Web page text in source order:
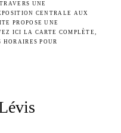
UNE
CENTRALE AUX
PROPOSE UNE
ICI LA CARTE COMPLÈTE,
HORAIRES POUR